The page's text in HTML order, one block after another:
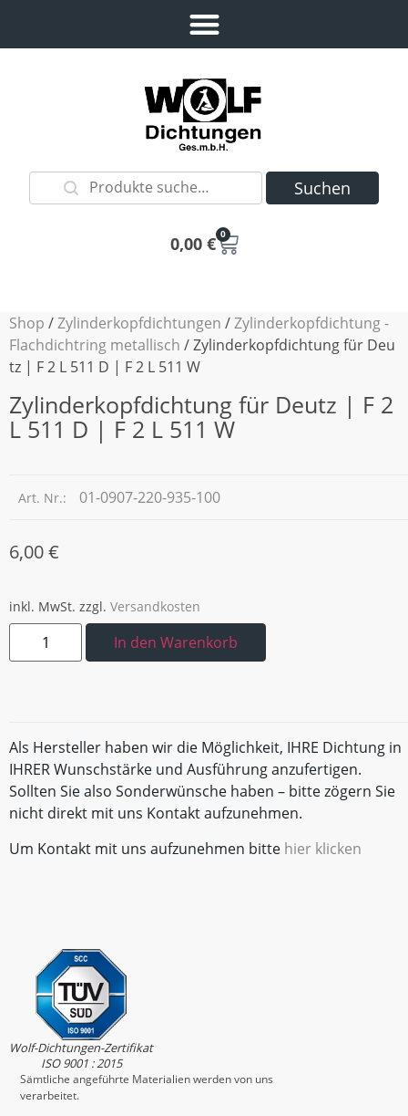
Suchen
0,00 € 0
Shop /Zylinderkopfdichtungen /Zylinderkopfdichtung -
Flachdichtring metallisch / Zylinderkopfdichtung für Deu
tz | F 2 L 511 D | F 2 L 511 W
Zylinderkopfdichtung für Deutz | F 2
L 511 D | F 2 L 511 W
Art. Nr.: 01-0907-220-935-100
6,00€
inkl. MwSt. zzgl. Versandkosten
In den Warenkorb
Als Hersteller haben wir die Möglichkeit, IHRE Dichtung in
IHRER Wunschstärke und Ausführung anzufertigen.
Sollten Sie also Sonderwünsche haben – bitte zögern Sie
nicht direkt mit uns Kontakt aufzunehmen.
Um Kontakt mit uns aufzunehmen bitte hier klicken
Wolf-Dichtungen-Zertifikat
ISO 9001 : 2015
Sämtliche angeführte Materialien werden von uns
verarbeitet.